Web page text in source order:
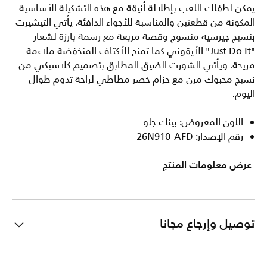
يمكن لطفلك اللعب بإطلالة أنيقة مع هذه التشكيلة الأساسية
المكونة من قطعتين والمناسبة للأجواء الدافئة. يأتي التيشيرت
بنسيج جيرسيه منسوج وقصة مربعة مع رسمة بارزة لشعار
"Just Do It" الأيقوني كما تمنح الأكتاف المنخفضة ملاءمة
مريحة. ويأتي الشورت الضيق المطابق بتصميم كلاسيكي من
نسيج محبوك مرن مع حزام خصر مطاطي لراحة تدوم طوال
اليوم.
اللون المعروض: بينك جلو
رقم الإصدار: 26N910-AFD
عرض معلومات المنتج
توصيل وإرجاع مجانًا